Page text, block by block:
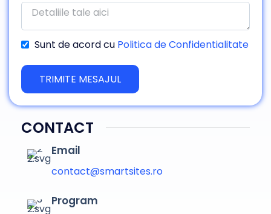
Sunt de acord cu Politica de Confidentialitate
TRIMITE MESAJUL
CONTACT
Email
contact@smartsites.ro
Program